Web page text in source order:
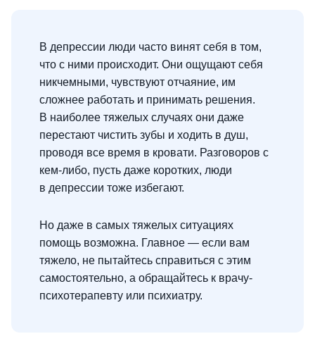
В депрессии люди часто винят себя в том,
что с ними происходит. Они ощущают себя
никчемными, чувствуют отчаяние, им
сложнее работать и принимать решения.
В наиболее тяжелых случаях они даже
перестают чистить зубы и ходить в душ,
проводя все время в кровати. Разговоров с
кем-либо, пусть даже коротких, люди
в депрессии тоже избегают.
Но даже в самых тяжелых ситуациях
помощь возможна. Главное — если вам
тяжело, не пытайтесь справиться с этим
самостоятельно, а обращайтесь к врачу-
психотерапевту или психиатру.